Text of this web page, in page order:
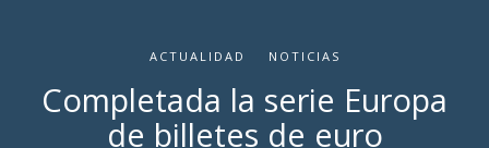
ACTUALIDAD NOTICIAS
Completada la serie Europa
de billetes de euro